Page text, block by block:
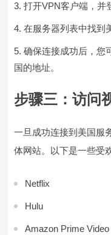
打开VPN客户端，并
在服务器列表中找到
确保连接成功后，您
国的地址。
步骤三：访问
一旦成功连接到美国服
体网站。以下是一些受
Netflix
Hulu
Amazon Prime Video